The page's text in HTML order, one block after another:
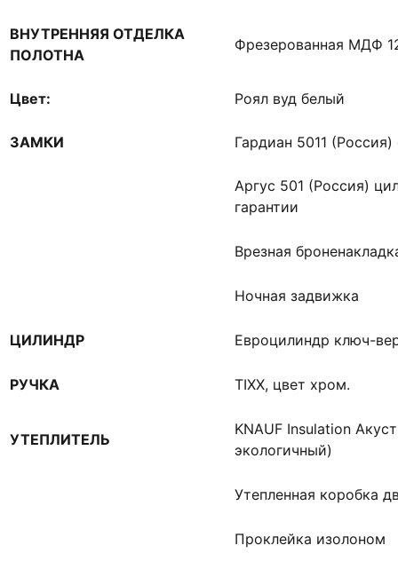
ВНУТРЕННЯЯ ОТДЕЛКА
ПОЛОТНА
Фрезерованная МДФ
Цвет: Роял вуд белый
ЗАМКИ Гардиан 5011
Аргус 501 (Россия)
гарантии
Врезная
Ночная задвижка
ЦИЛИНДР Евроцилиндр ключ-
РУЧКА TIXX, цвет хром.
УТЕПЛИТЕЛЬ
KNAUF Insulation
экологичный)
Утепленная коробка
Проклейка изолоном